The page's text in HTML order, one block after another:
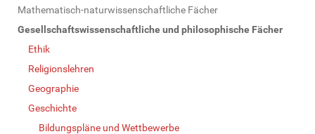
Mathematisch-naturwissenschaftliche Fächer
Gesellschaftswissenschaftliche und philosophische Fächer
Ethik
Religionslehren
Geographie
Geschichte
Bildungspläne und Wettbewerbe